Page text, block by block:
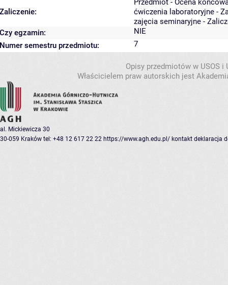
Zaliczenie:
Przedmiot - Ocena
ćwiczenia laboratoryjne -
zajęcia seminaryjne -
Czy egzamin:
NIE
Numer semestru przedmiotu:
7
Opisy przedmiotów w USOS
Właścicielem praw autorskich jest
al. Mickiewicza 30
30-059 Kraków tel: +48 12 617 22 22 https://www.agh.edu.pl/ kontakt deklaracja